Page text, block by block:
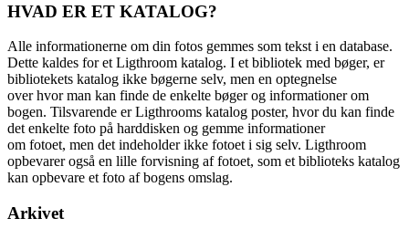
HVAD ER ET KATALOG?
Alle informationerne om din fotos gemmes som tekst i en database.
Dette kaldes for et Ligthroom katalog. I et bibliotek med bøger, er
bibliotekets katalog ikke bøgerne selv, men en optegnelse
over hvor man kan finde de enkelte bøger og informationer om
bogen. Tilsvarende er Ligthrooms katalog poster, hvor du kan finde
det enkelte foto på harddisken og gemme informationer
om fotoet, men det indeholder ikke fotoet i sig selv. Ligthroom
opbevarer også en lille forvisning af fotoet, som et biblioteks katalog
kan opbevare et foto af bogens omslag.
Arkivet